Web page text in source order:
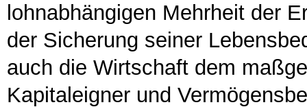
lohnabhängigen Mehrheit der
der Sicherung seiner
auch die Wirtschaft dem
Kapitaleigner und